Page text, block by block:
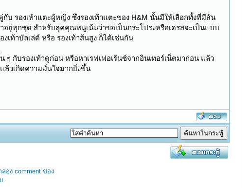
กับ รองเท้าแตะผู้หญิง ซึ่งรองเท้าแตะของ H&M นั้นมีให้เลือกทั้งที่มีส้น
ยู่ทุกชุด สำหรับลุคคุณหนูเน้นว่าขอเป็นกระโปรงหรือเดรสจะเป็นแบบ
ท้าบัลเล่ต์ หรือ รองเท้าส้นสูง ก็ได้เช่นกัน
กับรองเท้าดูก่อน หรือหาเรฟเฟอเร้นซ์จากอินเทอร์เน็ตมาก่อน แล้ว
ล้วเกิดความมั่นใจมากยิ่งขึ้น
อง comment ของ